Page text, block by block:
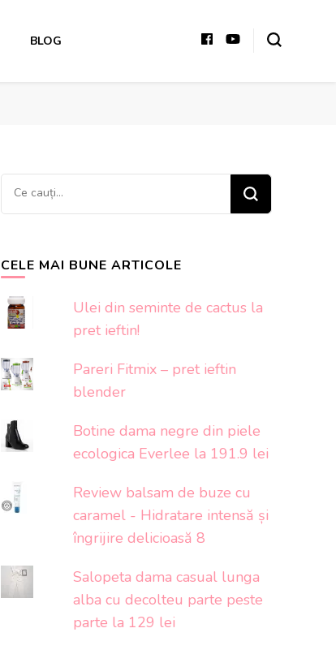
BLOG
Cauți
ceva?
CELE MAI BUNE ARTICOLE
Ulei din seminte de cactus la
pret ieftin!
Pareri Fitmix – pret ieftin
blender
Botine dama negre din piele
ecologica Everlee la 191.9 lei
Review balsam de buze cu
caramel - Hidratare intensă și
îngrijire delicioasă 8
Salopeta dama casual lunga
alba cu decolteu parte peste
parte la 129 lei